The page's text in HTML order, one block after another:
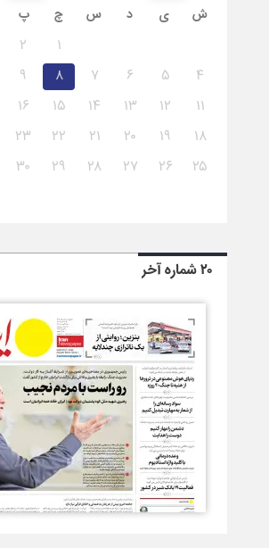
ش
ی د س چ پ
۱ ۲
۴
۵ ۶ ۷ ۸ ۹
۱۱
۱۲ ۱۳ ۱۴ ۱۵ ۱۶
۱۸
۱۹ ۲۰ ۲۱ ۲۲ ۲۳
۲۵
۲۶ ۲۷ ۲۸ ۲۹ ۳۰
۲۰ شماره آخر